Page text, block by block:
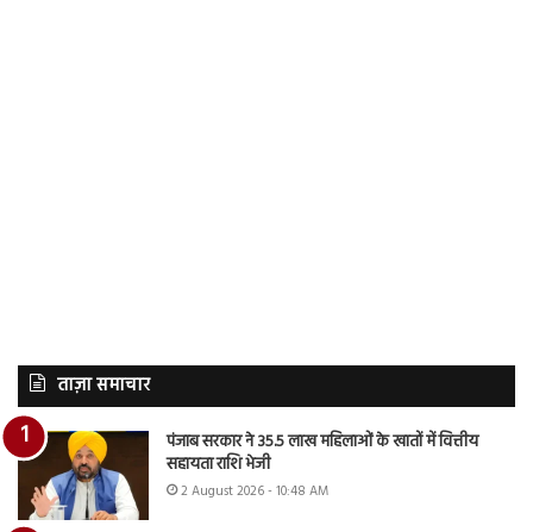
ताज़ा समाचार
पंजाब सरकार ने 35.5 लाख महिलाओं के खातों में वित्तीय
सहायता राशि भेजी
2 August 2026 - 10:48 AM